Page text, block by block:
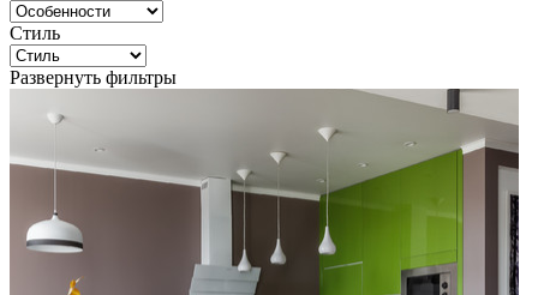
Стиль
Развернуть фильтры